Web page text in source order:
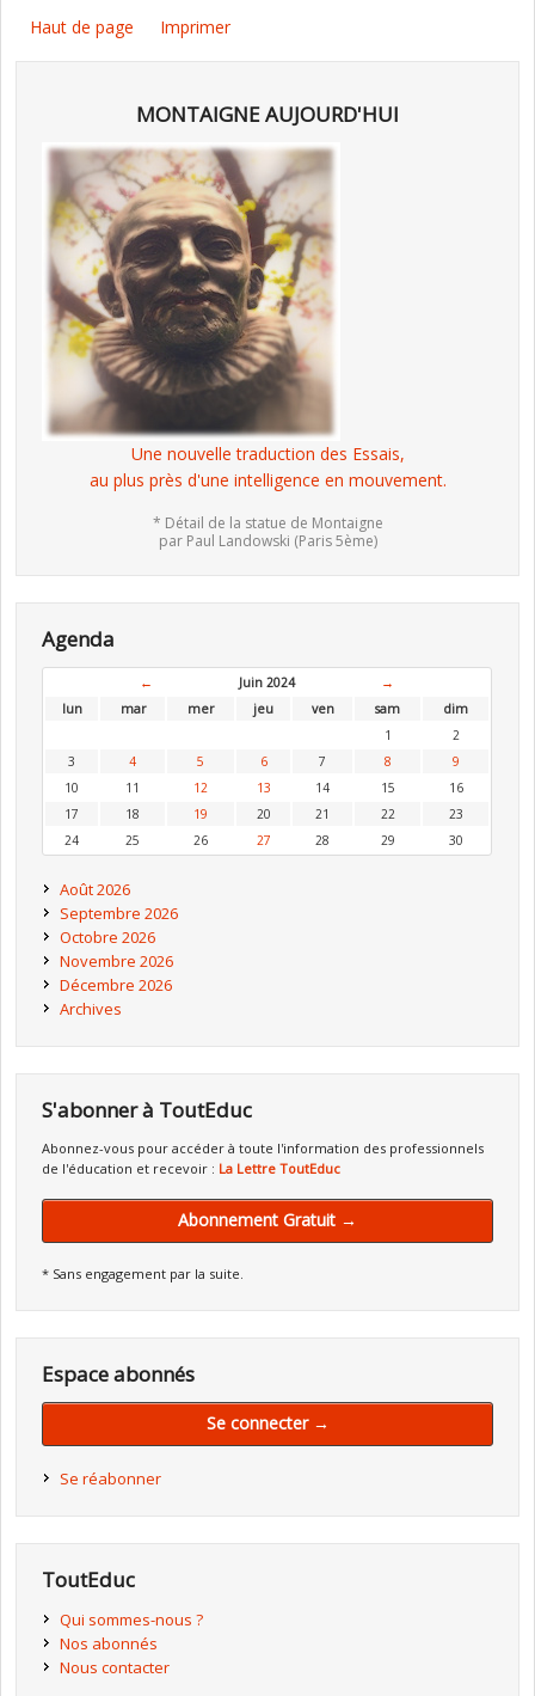
Haut de page Imprimer
MONTAIGNE AUJOURD'HUI
Une nouvelle traduction des Essais,
au plus près d'une intelligence en mouvement.
* Détail de la statue de Montaigne
par Paul Landowski (Paris 5ème)
Agenda
← Juin 2024
→
lun
mar mer jeu ven sam
dim
1
2
3
4 5 6 7 8
9
10
11 12 13 14 15
16
17
18 19 20 21 22
23
24
25 26 27 28 29 30
Août 2026
Septembre 2026
Octobre 2026
Novembre 2026
Décembre 2026
Archives
S'abonner à ToutEduc
Abonnez-vous pour accéder à toute l'information des professionnels
de l'éducation et recevoir : La Lettre ToutEduc
Abonnement Gratuit →
* Sans engagement par la suite.
Espace abonnés
Se connecter →
Se réabonner
ToutEduc
Qui sommes-nous ?
Nos abonnés
Nous contacter